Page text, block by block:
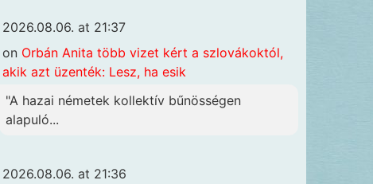
2026.08.06. at 21:37
on Orbán Anita több vizet kért a szlovákoktól,
akik azt üzenték: Lesz, ha esik
"A hazai németek kollektív bűnösségen
alapuló...
2026.08.06. at 21:36